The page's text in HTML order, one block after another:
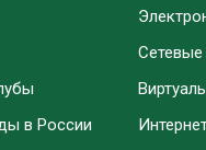
в России